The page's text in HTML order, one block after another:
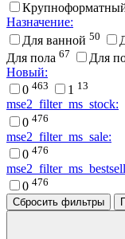
Назначение:
Для ванной 50
Для пола 67 Для
Новый:
0 463 1 13
mse2_filter_ms_stock:
0 476
mse2_filter_ms_sale:
0 476
0 476
Сбросить фильтры